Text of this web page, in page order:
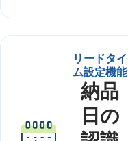
リードタイ
ム設定機能
納品
日の